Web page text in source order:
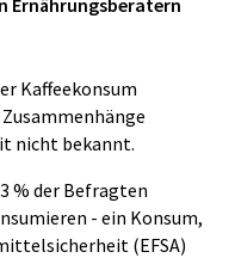
Kaffeekonsum
nicht bekannt.
% der Befragten
- ein Konsum,
(EFSA)